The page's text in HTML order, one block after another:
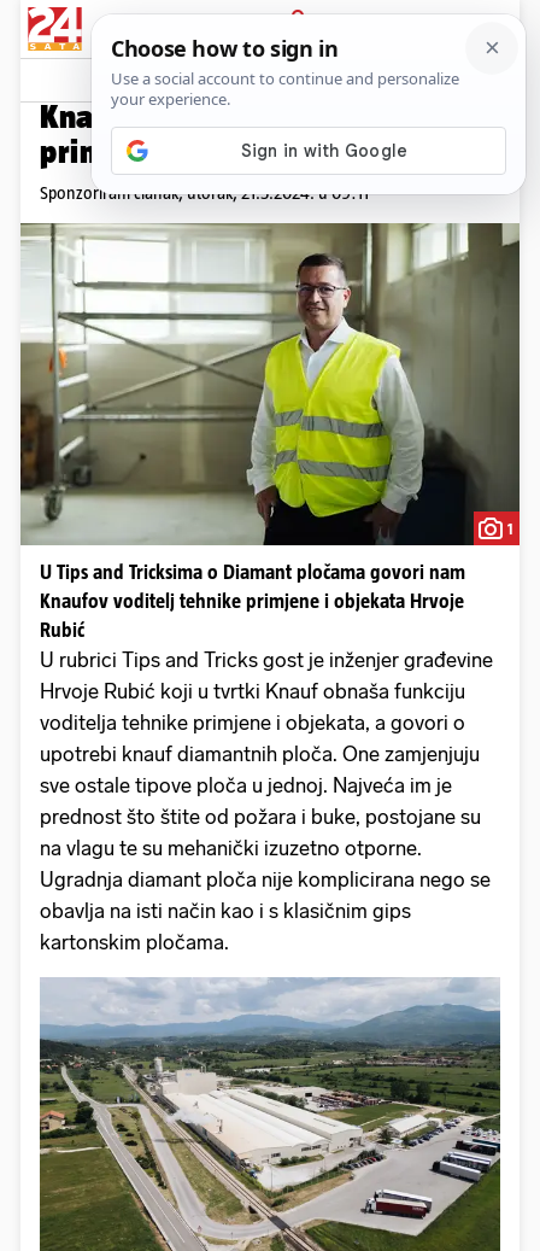
PRIJAVA
Promo sadržaj
Knauf diamantne ploče i njihova
primjena
Sponzorirani članak,utorak, 21.5.2024. u 09:11
1
U Tips and Tricksima o Diamant pločama govori nam
Knaufov voditelj tehnike primjene i objekata Hrvoje
Rubić
U rubrici Tips and Tricks gost je inženjer građevine
Hrvoje Rubić koji u tvrtki Knauf obnaša funkciju
voditelja tehnike primjene i objekata, a govori o
upotrebi knauf diamantnih ploča. One zamjenjuju
sve ostale tipove ploča u jednoj. Najveća im je
prednost što štite od požara i buke, postojane su
na vlagu te su mehanički izuzetno otporne.
Ugradnja diamant ploča nije komplicirana nego se
obavlja na isti način kao i s klasičnim gips
kartonskim pločama.